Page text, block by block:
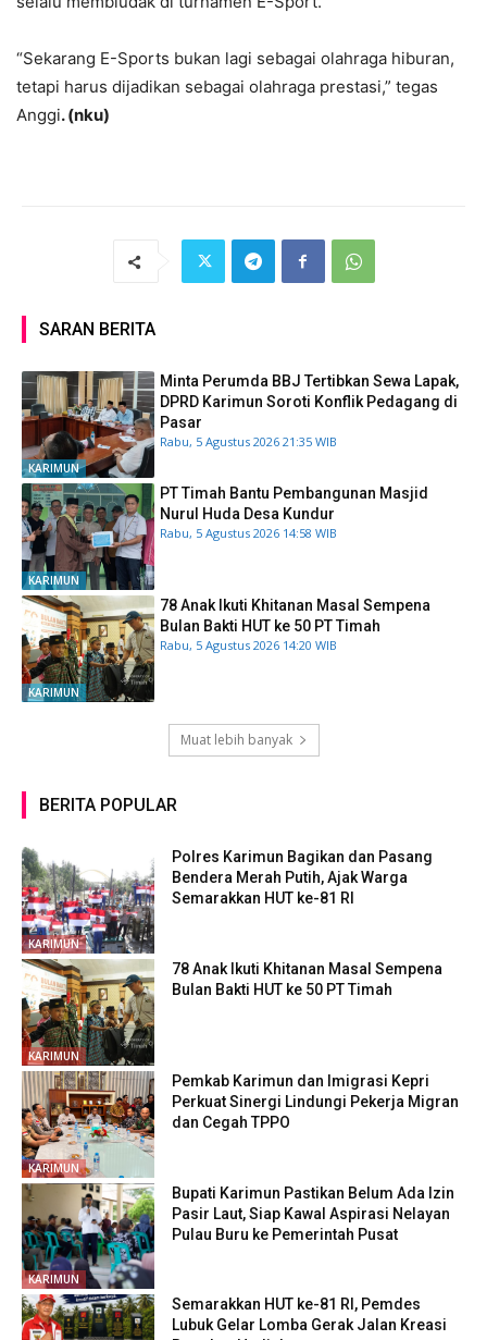
“Sekarang E-Sports bukan lagi sebagai olahraga hiburan,
tetapi harus dijadikan sebagai olahraga prestasi,” tegas
Anggi. (nku)
SARAN BERITA
KARIMUN
Minta Perumda BBJ Tertibkan Sewa Lapak,
DPRD Karimun Soroti Konflik Pedagang di
Pasar
Rabu, 5 Agustus 2026 21:35 WIB
KARIMUN
PT Timah Bantu Pembangunan Masjid
Nurul Huda Desa Kundur
Rabu, 5 Agustus 2026 14:58 WIB
KARIMUN
78 Anak Ikuti Khitanan Masal Sempena
Bulan Bakti HUT ke 50 PT Timah
Rabu, 5 Agustus 2026 14:20 WIB
Muat lebih banyak
BERITA POPULAR
KARIMUN
Polres Karimun Bagikan dan Pasang
Bendera Merah Putih, Ajak Warga
Semarakkan HUT ke-81 RI
KARIMUN
78 Anak Ikuti Khitanan Masal Sempena
Bulan Bakti HUT ke 50 PT Timah
KARIMUN
Pemkab Karimun dan Imigrasi Kepri
Perkuat Sinergi Lindungi Pekerja Migran
dan Cegah TPPO
KARIMUN
Bupati Karimun Pastikan Belum Ada Izin
Pasir Laut, Siap Kawal Aspirasi Nelayan
Pulau Buru ke Pemerintah Pusat
Semarakkan HUT ke-81 RI, Pemdes
Lubuk Gelar Lomba Gerak Jalan Kreasi